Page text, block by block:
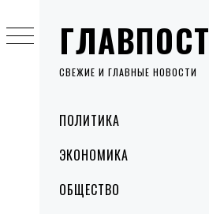
ГЛАВПОСТ
СВЕЖИЕ И ГЛАВНЫЕ НОВОСТИ
MenuПОЛИТИКА
ЭКОНОМИКА
ОБЩЕСТВО
to
content